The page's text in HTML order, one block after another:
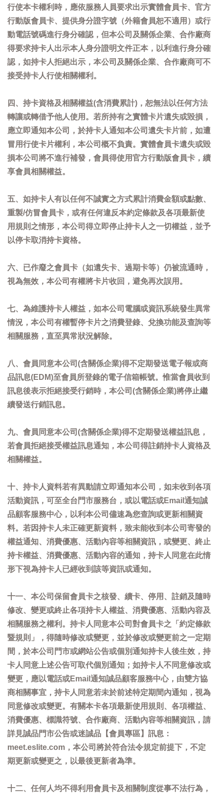
行使本卡權利時，應依服務人員要求出示實體會員卡、官方
行動版會員卡、提供身分證字號（外籍會員恕不適用）或行
動電話號碼進行身分確認，但本公司及關係企業、合作廠商
得要求持卡人出示本人身分證明文件正本，以利進行身分確
認，如持卡人拒絕出示，本公司及關係企業、合作廠商可不
接受持卡人行使相關權利。
四、持卡資格及相關權益(含消費累計)，恕無法以任何方法
轉讓或轉借予他人使用。若所持有之實體卡片遺失或毀損，
應立即通知本公司，於持卡人通知本公司遺失卡片前，如遭
冒用行使卡片權利，本公司概不負責。實體會員卡遺失或毀
損本公司將不進行補發，會員得使用官方行動版會員卡，續
享會員相關權益。
五、如持卡人有以任何不誠實之方式累計消費金額或點數、
重製/仿冒會員卡，或有任何違反本約定條款及各項最新使
用規則之情形，本公司得立即停止持卡人之一切權益，並予
以停卡取消持卡資格。
六、已作廢之會員卡（如遺失卡、過期卡等）仍被流通時，
視為無效，本公司有權將卡片收回，避免再次誤用。
七、為維護持卡人權益，如本公司電腦或資訊系統發生異常
情況，本公司有權暫停卡片之消費登錄、兌換功能及查詢等
相關服務，直至異常狀況解除。
八、會員同意本公司(含關係企業)得不定期發送電子報或商
品訊息(EDM)至會員所登錄的電子信箱帳號。惟當會員收到
訊息後表示拒絕接受行銷時，本公司(含關係企業)將停止繼
續發送行銷訊息。
九、會員同意本公司(含關係企業)得不定期發送權益訊息，
若會員拒絕接受權益訊息通知，本公司得註銷持卡人資格及
相關權益。
十、持卡人資料若有異動請立即通知本公司，如未收到各項
活動資訊，可至全台門市服務台，或以電話或Email通知誠
品顧客服務中心，以利本公司儘速為您查詢或更新相關資
料。若因持卡人未正確更新資料，致未能收到本公司寄發的
權益通知、消費優惠、活動內容等相關資訊，或變更、終止
持卡權益、消費優惠、活動內容的通知，持卡人同意在此情
形下視為持卡人已經收到該等資訊或通知。
十一、本公司保留會員卡之核發、續卡、停用、註銷及隨時
修改、變更或終止各項持卡人權益、消費優惠、活動內容及
相關服務之權利。持卡人同意本公司對會員卡之「約定條款
暨規則」，得隨時修改或變更，並於修改或變更前之一定期
間，於本公司門市或網站公告或個別通知持卡人後生效，持
卡人同意上述公告可取代個別通知；如持卡人不同意修改或
變更，應以電話或Email通知誠品顧客服務中心，由雙方協
商相關事宜，持卡人同意若未於前述特定期間內通知，視為
同意修改或變更。有關本卡各項最新使用規則、各項權益、
消費優惠、標識符號、合作廠商、活動內容等相關資訊，請
詳見誠品門市公告或迷誠品【會員專區】訊息：
meet.eslite.com，本公司將於符合法令規定前提下，不定
期更新或變更之，以最後更新者為準。
十二、任何人均不得利用會員卡及相關制度從事不法行為，